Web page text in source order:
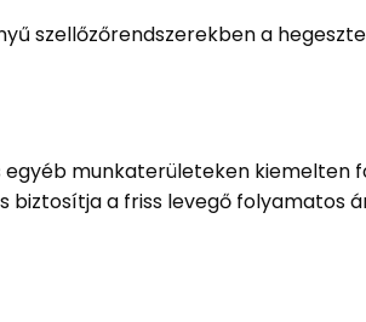
szellőzőrendszerekben a
munkaterületeken kiemelten
a friss levegő folyamatos